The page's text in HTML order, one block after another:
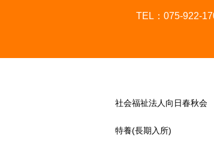
TEL：075-922-
社会福祉法人向日春秋会
特養(長期入所)